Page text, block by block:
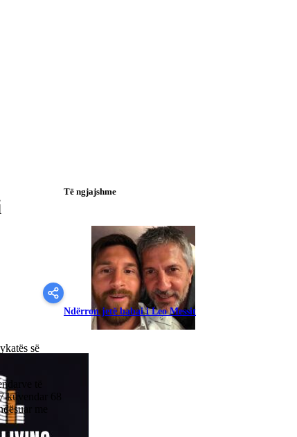
së
të
68
me
Të ngjajshme
Ndërron jetë babai i Leo Messit